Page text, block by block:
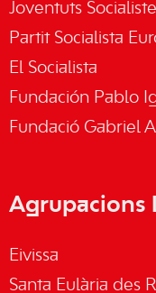
Joventuts
Partit Socialista
El Socialista
Fundación Pablo
Fundació Gabriel
Agrupacions
Eivissa
Santa Eulària des